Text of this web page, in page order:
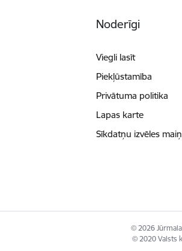
Noderīgi
Viegli lasīt
Piekļūstamība
Privātuma politika
Lapas karte
Sīkdatņu izvēles
© 2026
© 2020 Valsts